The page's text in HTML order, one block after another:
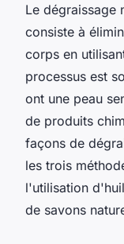
Le dégraissage
consiste à
corps en
processus est
ont une peau
de produits
façons de
les trois
l'utilisation
de savons